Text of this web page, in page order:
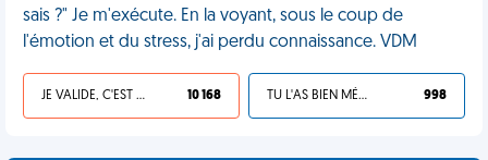
sais ?" Je m'exécute. En la voyant, sous le coup de
l'émotion et du stress, j'ai perdu connaissance. VDM
JE VALIDE, C'EST UNE VDM 10 168 TU L'AS BIEN MÉRITÉ 998